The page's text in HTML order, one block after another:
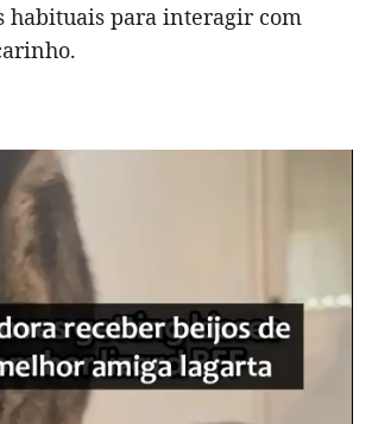
habituais para interagir com